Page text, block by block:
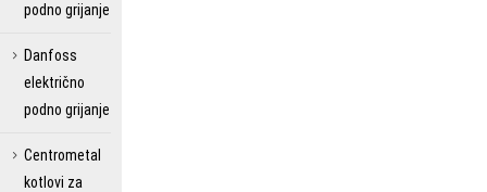
podno grijanje
Danfoss
električno
podno grijanje
Centrometal
kotlovi za